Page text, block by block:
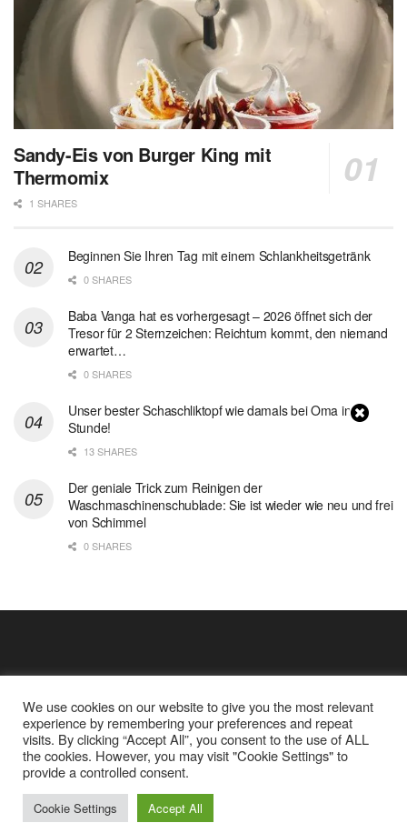
Sandy-Eis von Burger King mit
Thermomix
1 SHARES
Beginnen Sie Ihren Tag mit einem Schlankheitsgetränk
0 SHARES
Baba Vanga hat es vorhergesagt – 2026 öffnet sich der
Tresor für 2 Sternzeichen: Reichtum kommt, den niemand
erwartet…
0 SHARES
Unser bester Schaschliktopf wie damals bei Oma in 1
Stunde!
13 SHARES
Der geniale Trick zum Reinigen der
Waschmaschinenschublade: Sie ist wieder wie neu und frei
von Schimmel
0 SHARES
Cookie Policy
Datenschutz
Google Analytics und Cookie Dateien
© 2025Einfache Rezept
We use cookies on our website to give you the most relevant
experience by remembering your preferences and repeat
visits. By clicking “Accept All”, you consent to the use of ALL
the cookies. However, you may visit "Cookie Settings" to
provide a controlled consent.
Cookie Settings Accept All